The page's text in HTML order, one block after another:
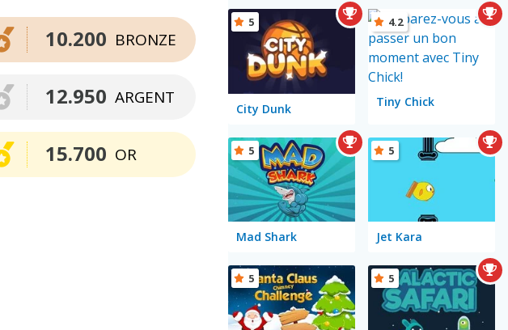
BRONZE
10.200
ARGENT
12.950
OR
15.700
City Dunk
5
Tiny Chick
4.2
Mad Shark
5
Jet Kara
5
5 5